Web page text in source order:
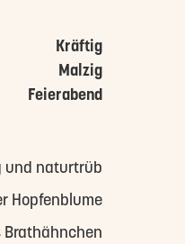
Kräftig
Malzig
Feierabend
und naturtrüb
Hopfenblume
Brathähnchen